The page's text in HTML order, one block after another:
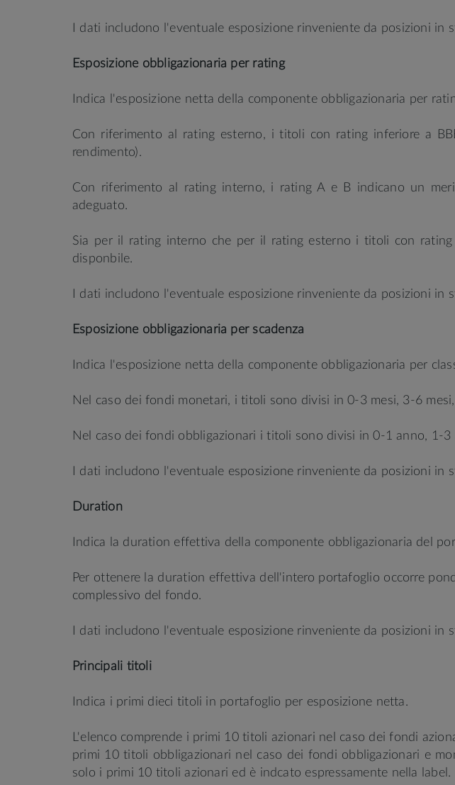
I dati includono l'eventuale esposizione rinveniente da posizioni in
Esposizione obbligazionaria per rating
Indica l'esposizione netta della componente obbligazionaria per
Con riferimento al rating esterno, i titoli con rating inferiore a
rendimento).
Con riferimento al rating interno, i rating A e B indicano un
adeguato.
Sia per il rating interno che per il rating esterno i titoli con
disponbile.
I dati includono l'eventuale esposizione rinveniente da posizioni in
Esposizione obbligazionaria per scadenza
Indica l'esposizione netta della componente obbligazionaria per
Nel caso dei fondi monetari, i titoli sono divisi in 0-3 mesi, 3-6
Nel caso dei fondi obbligazionari i titoli sono divisi in 0-1 anno, 1-
I dati includono l'eventuale esposizione rinveniente da posizioni in
Duration
Indica la duration effettiva della componente obbligazionaria del
Per ottenere la duration effettiva dell'intero portafoglio occorre
complessivo del fondo.
I dati includono l'eventuale esposizione rinveniente da posizioni in
Principali titoli
Indica i primi dieci titoli in portafoglio per esposizione netta.
L'elenco comprende i primi 10 titoli azionari nel caso dei fondi
primi 10 titoli obbligazionari nel caso dei fondi obbligazionari e
solo i primi 10 titoli azionari ed è indcato espressamente nella label.